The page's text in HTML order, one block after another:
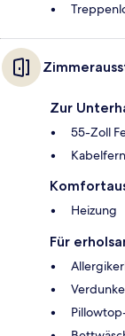
Zur
55-Zoll
Heizung
Für